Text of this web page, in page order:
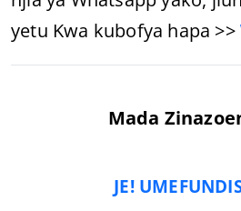
yetu Kwa kubofya hapa >>
Mada
JE!